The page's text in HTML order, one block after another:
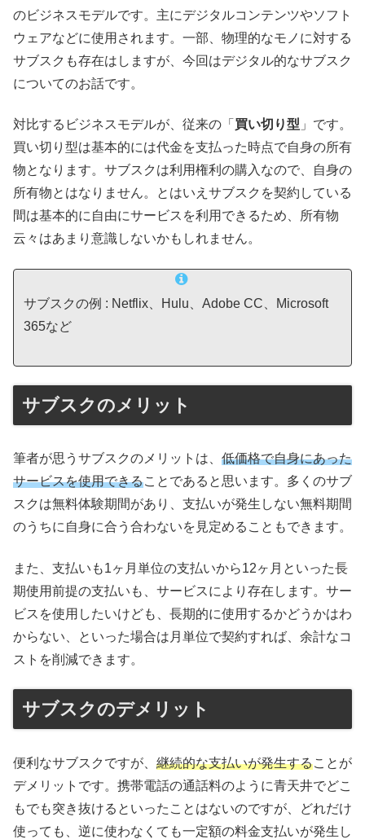
のビジネスモデルです。主にデジタルコンテンツやソフト
ウェアなどに使用されます。一部、物理的なモノに対する
サブスクも存在はしますが、今回はデジタル的なサブスク
についてのお話です。
対比するビジネスモデルが、従来の「 買い切り型 」です。
買い切り型は基本的には代金を支払った時点で自身の所有
物となります。サブスクは利用権利の購入なので、自身の
所有物とはなりません。とはいえサブスクを契約している
間は基本的に自由にサービスを利用できるため、所有物
云々はあまり意識しないかもしれません。
サブスクの例 : Netflix、Hulu、Adobe CC、Microsoft
365など
サブスクのメリット
筆者が思うサブスクのメリットは、 低価格で自身にあった
サービスを使用できることであると思います。多くのサブ
スクは無料体験期間があり、支払いが発生しない無料期間
のうちに自身に合う合わないを見定めることもできます。
また、支払いも1ヶ月単位の支払いから12ヶ月といった長
期使用前提の支払いも、サービスにより存在します。サー
ビスを使用したいけども、長期的に使用するかどうかはわ
からない、といった場合は月単位で契約すれば、余計なコ
ストを削減できます。
サブスクのデメリット
便利なサブスクですが、 継続的な支払いが発生することが
デメリットです。携帯電話の通話料のように青天井でどこ
もでも突き抜けるといったことはないのですが、どれだけ
使っても、逆に使わなくても一定額の料金支払いが発生し